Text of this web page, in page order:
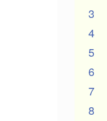
3
4
5
6
7
8